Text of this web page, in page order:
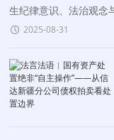
生纪律意识、法治观念
特巡警大队受邀走进县
2025-08-31